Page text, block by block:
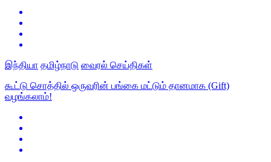
இந்தியா தமிழ்நாடு வைரல் செய்திகள்
கூட்டு சொத்தில் ஒருவரின் பங்கை மட்டும் தானமாக (Gift)
வழங்கலாம்!